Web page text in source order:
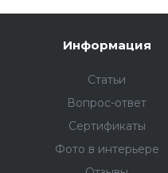
Информация
Статьи
Вопрос-ответ
Сертификаты
Фото в интерьере